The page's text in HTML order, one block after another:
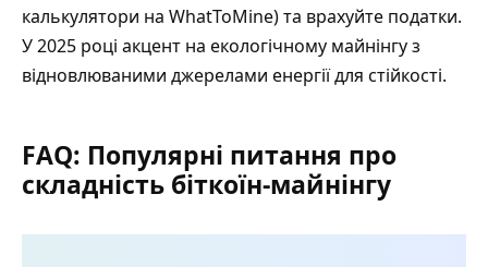
калькулятори на WhatToMine) та врахуйте податки.
У 2025 році акцент на екологічному майнінгу з
відновлюваними джерелами енергії для стійкості.
FAQ: Популярні питання про
складність біткоїн-майнінгу